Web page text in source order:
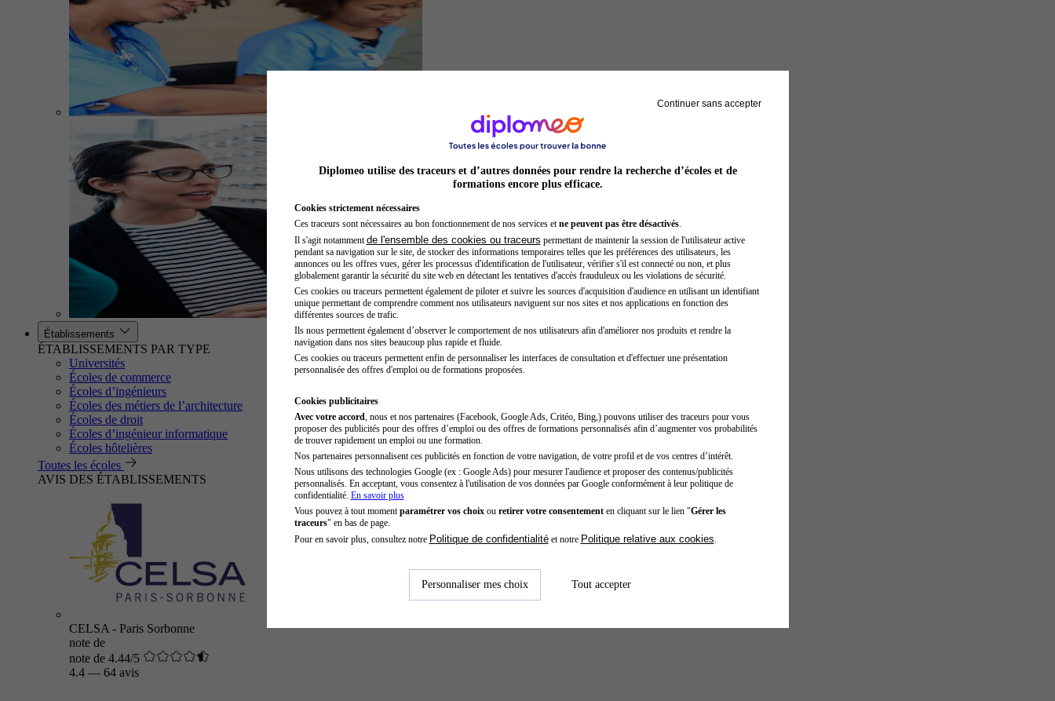
Secrétaire médicale
Établissements
ÉTABLISSEMENTS PAR TYPE
Universités
Écoles de commerce
Écoles d’ingénieurs
Écoles des métiers de l’architecture
Écoles de droit
Écoles d’ingénieur informatique
Écoles hôtelières
Toutes les écoles
AVIS DES ÉTABLISSEMENTS
CELSA - Paris Sorbonne
note de
note de 4.44/5
4.4 — 64 avis
Continuer sans accepter
Diplomeo utilise des traceurs et d’autres données pour rendre la recherche d’écoles et de
formations encore plus efficace.
Cookies strictement nécessaires
Ces traceurs sont nécessaires au bon fonctionnement de nos services et ne peuvent pas être désactivés.
Il s'agit notamment de l'ensemble des cookies ou traceurs permettant de maintenir la session de l'utilisateur active
pendant sa navigation sur le site, de stocker des informations temporaires telles que les préférences des utilisateurs, les
annonces ou les offres vues, gérer les processus d'identification de l'utilisateur, vérifier s'il est connecté ou non, et plus
globalement garantir la sécurité du site web en détectant les tentatives d'accès frauduleux ou les violations de sécurité.
Ces cookies ou traceurs permettent également de piloter et suivre les sources d'acquisition d'audience en utilisant un identifiant
unique permettant de comprendre comment nos utilisateurs naviguent sur nos sites et nos applications en fonction des
différentes sources de trafic.
Ils nous permettent également d’observer le comportement de nos utilisateurs afin d'améliorer nos produits et rendre la
navigation dans nos sites beaucoup plus rapide et fluide.
Ces cookies ou traceurs permettent enfin de personnaliser les interfaces de consultation et d'effectuer une présentation
personnalisée des offres d'emploi ou de formations proposées.
Cookies publicitaires
Avec votre accord , nous et nos partenaires (Facebook, Google Ads, Critéo, Bing,) pouvons utiliser des traceurs pour vous
proposer des publicités pour des offres d’emploi ou des offres de formations personnalisés afin d’augmenter vos probabilités
de trouver rapidement un emploi ou une formation.
Nos partenaires personnalisent ces publicités en fonction de votre navigation, de votre profil et de vos centres d’intérêt.
Nous utilisons des technologies Google (ex : Google Ads) pour mesurer l'audience et proposer des contenus/publicités
personnalisés. En acceptant, vous consentez à l'utilisation de vos données par Google conformément à leur politique de
confidentialité. En savoir plus
Vous pouvez à tout moment paramétrer vos choixou retirer votre consentementen cliquant sur le lien "Gérer les
traceurs" en bas de page.
Pour en savoir plus, consultez notre Politique de confidentialitéet notre Politique relative aux cookies
Personnaliser mes choix Tout accepter